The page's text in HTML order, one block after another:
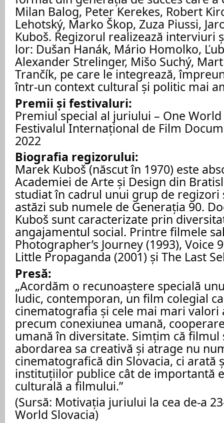
Milan Balog, Peter Kerekes, Robert
Lehotský, Marko Škop, Zuza Piussi,
Kuboš. Regizorul realizează interviuri
lor: Dušan Hanák, Mário Homolko,
Alexander Strelinger, Mišo Suchý,
Trančík, pe care le integrează,
într-un context cultural și politic mai
Premii și festivaluri:
Premiul special al juriului – One World
Festivalul Internațional de Film
2022
Biografia regizorului:
Marek Kuboš (născut în 1970) este
Academiei de Arte și Design din
studiat în cadrul unui grup de regizori
astăzi sub numele de Generația 90.
Kuboš sunt caracterizate prin
angajamentul social. Printre filmele
Photographer’s Journey (1993), Voice
Little Propaganda (2001) și The Last
Presă:
„Acordăm o recunoaștere specială
ludic, contemporan, un film colegial
cinematografia și cele mai mari valori
precum conexiunea umană,
umană în diversitate. Simțim că filmul
abordarea sa creativă și atrage nu
cinematografică din Slovacia, ci arată
instituțiilor publice cât de importantă
culturală a filmului.”
(Sursă: Motivația juriului la cea de-a
World Slovacia)